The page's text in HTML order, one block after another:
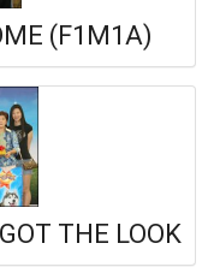
(F1M1A)
THE LOOK